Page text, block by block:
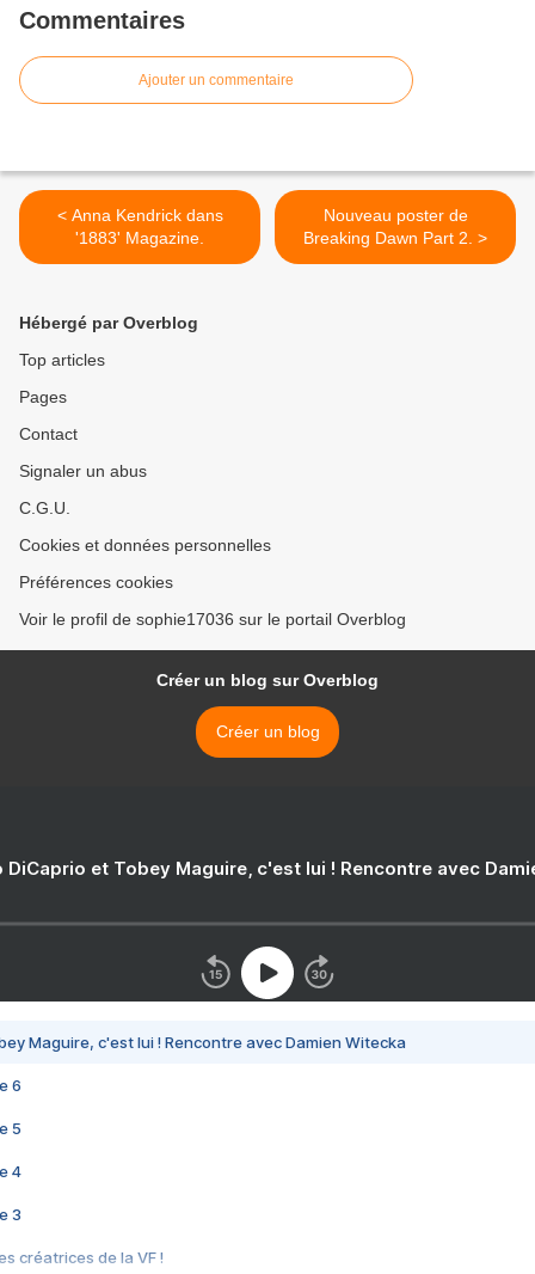
Commentaires
Ajouter un commentaire
< Anna Kendrick dans
'1883' Magazine.
Nouveau poster de
Breaking Dawn Part 2. >
Hébergé par Overblog
Top articles
Pages
Contact
Signaler un abus
C.G.U.
Cookies et données personnelles
Préférences cookies
Voir le profil de sophie17036 sur le portail Overblog
Créer un blog sur Overblog
Créer un blog
DiCaprio et Tobey Maguire, c'est lui ! Rencontre avec
Maguire, c'est lui ! Rencontre avec Damien Witecka
6
5
4
3
créatrices de la VF !